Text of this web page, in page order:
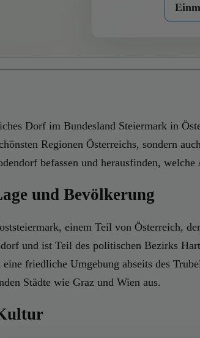
Dorf im Bundesland Steiermark in
Regionen Österreichs, sondern
befassen und herausfinden,
und Bevölkerung
einem Teil von Österreich,
und ist Teil des politischen Bezirks
friedliche Umgebung abseits des
Städte wie Graz und Wien aus.